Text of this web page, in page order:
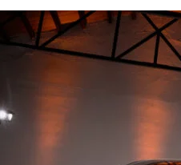
katkı sağlamaya
Kia’nın Türkiye
farklı kullanım
öne çıktığını bir kez